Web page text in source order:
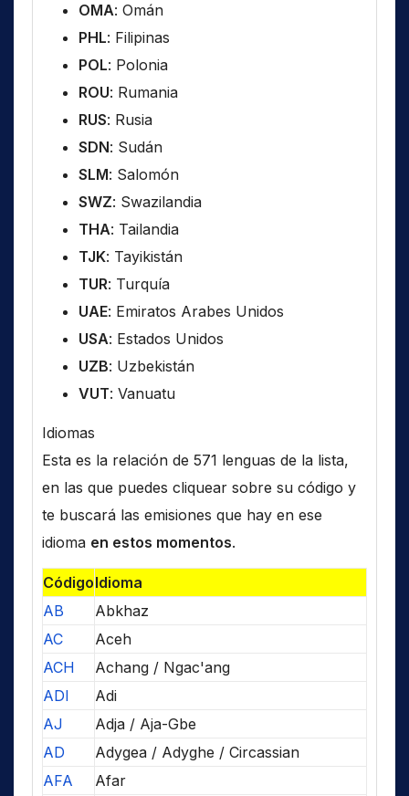
OMA: Omán
PHL: Filipinas
POL: Polonia
ROU: Rumania
RUS: Rusia
SDN: Sudán
SLM: Salomón
SWZ: Swazilandia
THA: Tailandia
TJK: Tayikistán
TUR: Turquía
UAE: Emiratos Arabes Unidos
USA: Estados Unidos
UZB: Uzbekistán
VUT: Vanuatu
Idiomas
Esta es la relación de 571 lenguas de la lista,
en las que puedes cliquear sobre su código y
te buscará las emisiones que hay en ese
idioma en estos momentos.
CódigoIdioma
AB
Abkhaz
AC
Aceh
ACH
Achang / Ngac'ang
ADI
Adi
AJ
Adja / Aja-Gbe
AD
Adygea / Adyghe / Circassian
AFA
Afar